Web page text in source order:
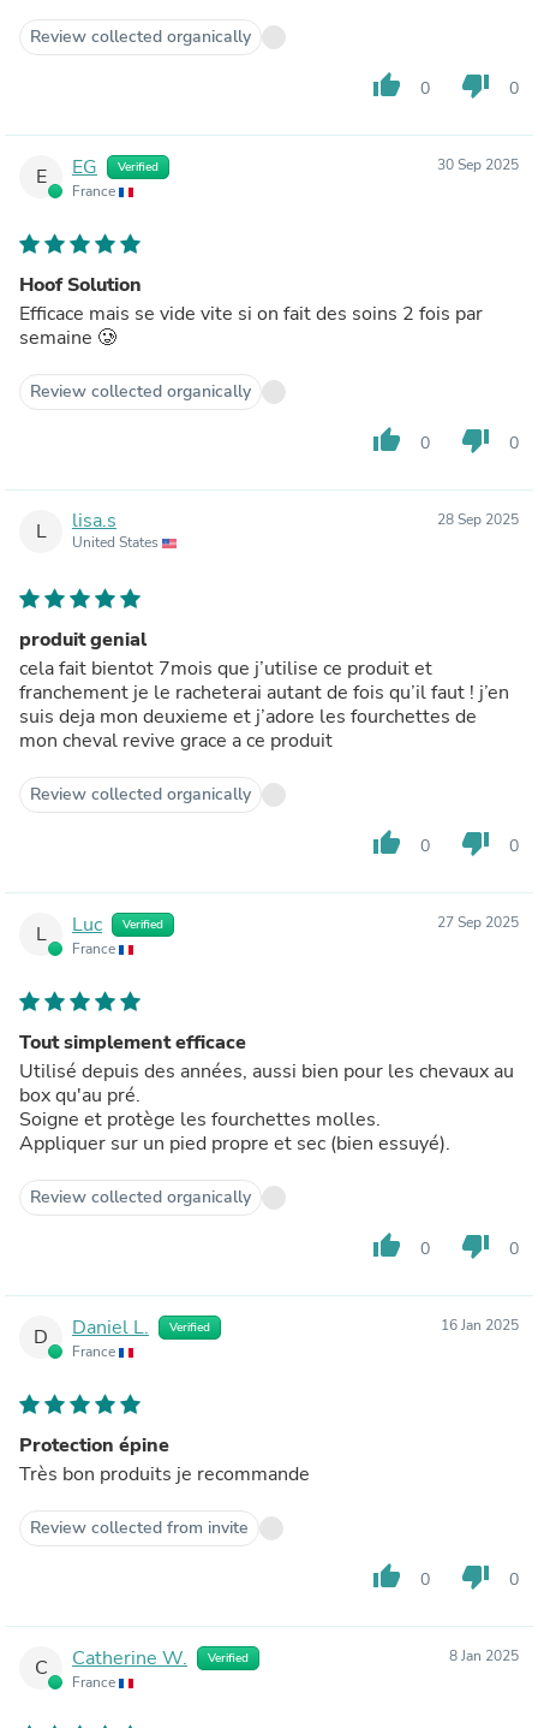
Review collected organically
thumb_up 0 thumb_down 0
E EG Verified
France
30 Sep 2025
Hoof Solution
Efficace mais se vide vite si on fait des soins 2 fois par
semaine 🥲
Review collected organically
thumb_up 0 thumb_down 0
L lisa.s
United States
28 Sep 2025
produit genial
cela fait bientot 7mois que j’utilise ce produit et
franchement je le racheterai autant de fois qu’il faut ! j’en
suis deja mon deuxieme et j’adore les fourchettes de
mon cheval revive grace a ce produit
Review collected organically
thumb_up 0 thumb_down 0
L Luc Verified
France
27 Sep 2025
Tout simplement efficace
Utilisé depuis des années, aussi bien pour les chevaux au
box qu'au pré.
Soigne et protège les fourchettes molles.
Appliquer sur un pied propre et sec (bien essuyé).
Review collected organically
thumb_up 0 thumb_down 0
D Daniel L. Verified
France
16 Jan 2025
Protection épine
Très bon produits je recommande
Review collected from invite
thumb_up 0 thumb_down 0
C Catherine W. Verified
France
8 Jan 2025